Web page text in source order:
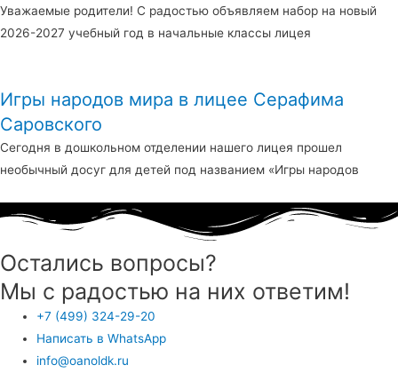
Уважаемые родители! С радостью объявляем набор на новый
2026-2027 учебный год в начальные классы лицея
Игры народов мира в лицее Серафима
Саровского
Сегодня в дошкольном отделении нашего лицея прошел
необычный досуг для детей под названием «Игры народов
Остались вопросы?
Мы с радостью на них ответим!
+7 (499) 324-29-20
Написать в WhatsApp
info@oanoldk.ru